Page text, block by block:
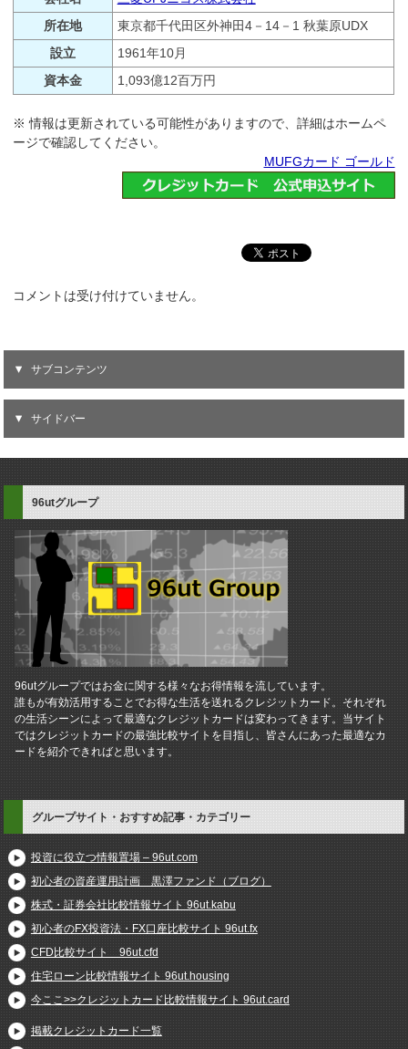
所在地
東京都千代田区外神田4－14－1 秋葉原UDX
設立
1961年10月
資本金
1,093億12百万円
※ 情報は更新されている可能性がありますので、詳細はホームペ
ージで確認してください。
MUFGカード ゴールド
コメントは受け付けていません。
サブコンテンツ
サイドバー
96utグループ
96utグループではお金に関する様々なお得情報を流しています。
誰もが有効活用することでお得な生活を送れるクレジットカード。それぞれ
の生活シーンによって最適なクレジットカードは変わってきます。当サイト
ではクレジットカードの最強比較サイトを目指し、皆さんにあった最適なカ
ードを紹介できればと思います。
グループサイト・おすすめ記事・カテゴリー
投資に役立つ情報置場 – 96ut.com
初心者の資産運用計画 黒澤ファンド（ブログ）
株式・証券会社比較情報サイト 96ut.kabu
初心者のFX投資法・FX口座比較サイト 96ut.fx
CFD比較サイト 96ut.cfd
住宅ローン比較情報サイト 96ut.housing
今ここ>>クレジットカード比較情報サイト 96ut.card
掲載クレジットカード一覧